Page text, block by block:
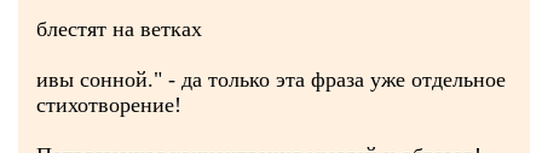
блестят на ветках
ивы сонной." - да только эта фраза уже отдельное
стихотворение!